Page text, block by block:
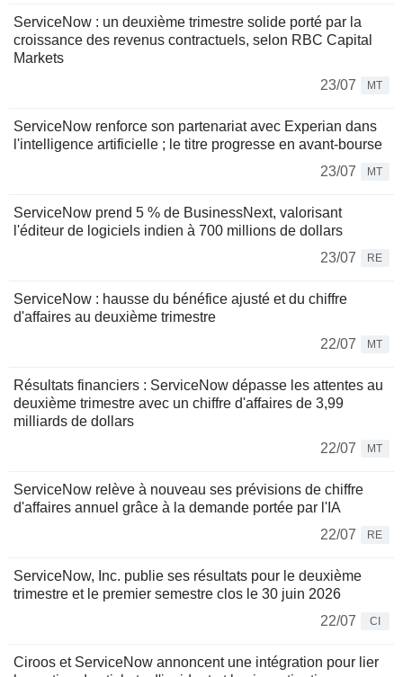
ServiceNow : un deuxième trimestre solide porté par la
croissance des revenus contractuels, selon RBC Capital
Markets
23/07
MT
ServiceNow renforce son partenariat avec Experian dans
l'intelligence artificielle ; le titre progresse en avant-bourse
23/07
MT
ServiceNow prend 5 % de BusinessNext, valorisant
l'éditeur de logiciels indien à 700 millions de dollars
23/07
RE
ServiceNow : hausse du bénéfice ajusté et du chiffre
d'affaires au deuxième trimestre
22/07
MT
Résultats financiers : ServiceNow dépasse les attentes au
deuxième trimestre avec un chiffre d'affaires de 3,99
milliards de dollars
22/07
MT
ServiceNow relève à nouveau ses prévisions de chiffre
d'affaires annuel grâce à la demande portée par l'IA
22/07
RE
ServiceNow, Inc. publie ses résultats pour le deuxième
trimestre et le premier semestre clos le 30 juin 2026
22/07
CI
Ciroos et ServiceNow annoncent une intégration pour lier